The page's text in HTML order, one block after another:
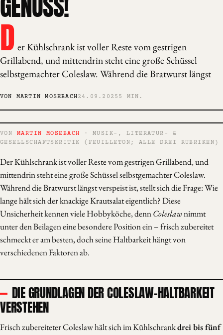
D er Kühlschrank ist voller Reste vom gestrigen
Grillabend, und mittendrin steht eine große Schüssel
selbstgemachter Coleslaw. Während die Bratwurst längst
VON MARTIN MOSEBACH24.09.2025 5 MIN.
VON MARTIN MOSEBACH
· MUSIK-, LITERATUR- &
GESELLSCHAFTSKRITIK (FEUILLETON; ALLE DREI RUBRIKEN)
Der Kühlschrank ist voller Reste vom gestrigen Grillabend, und
mittendrin steht eine große Schüssel selbstgemachter Coleslaw.
Während die Bratwurst längst verspeist ist, stellt sich die Frage: Wie
lange hält sich der knackige Krautsalat eigentlich? Diese
Unsicherheit kennen viele Hobbyköche, dennColeslawnimmt
unter den Beilagen eine besondere Position ein – frisch zubereitet
schmeckt er am besten, doch seine Haltbarkeit hängt von
verschiedenen Faktoren ab.
DIE GRUNDLAGEN DER COLESLAW-HALTBARKEIT
VERSTEHEN
Frisch zubereiteter Coleslaw hält sich im Kühlschrankdrei bis fünf